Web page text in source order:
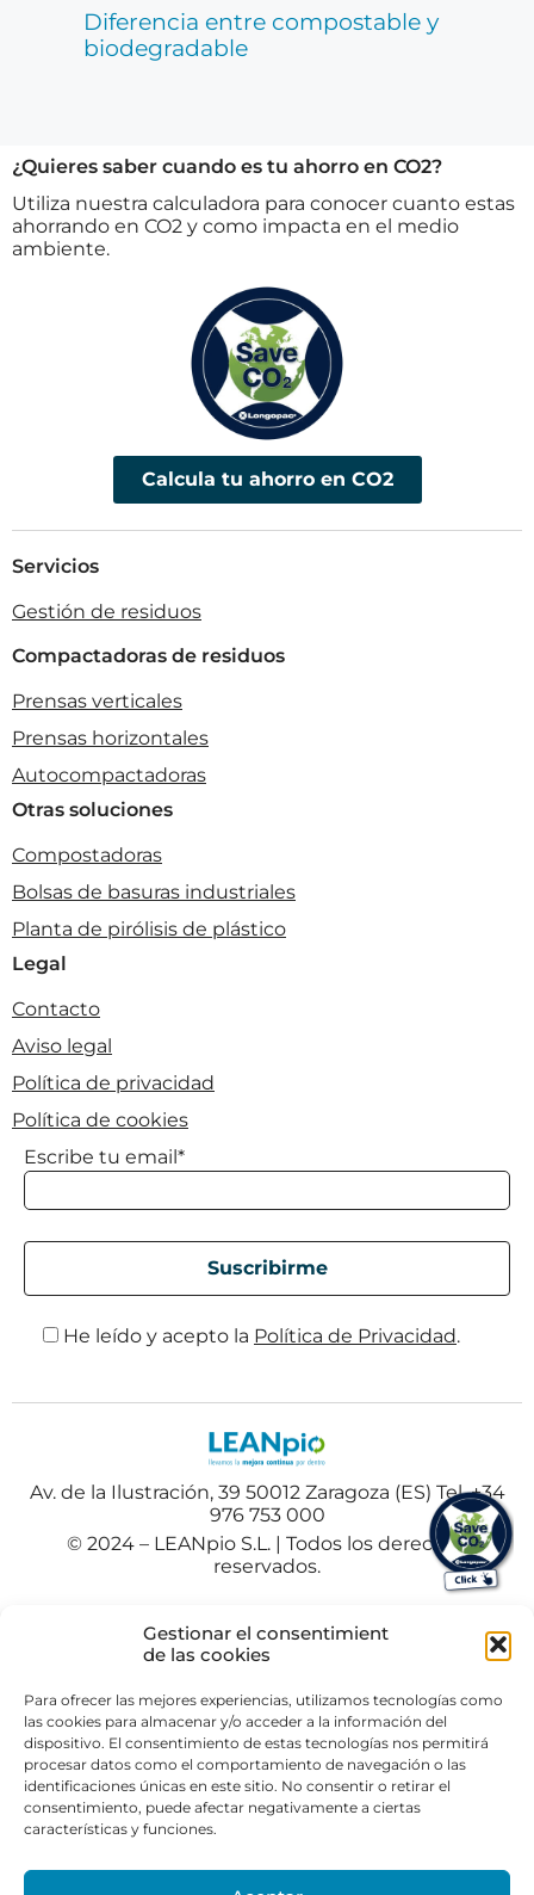
Gestionar el consentimient
de las cookies
Para ofrecer las mejores experiencias, utilizamos tecnologías como
las cookies para almacenar y/o acceder a la información del
dispositivo. El consentimiento de estas tecnologías nos permitirá
procesar datos como el comportamiento de navegación o las
identificaciones únicas en este sitio. No consentir o retirar el
consentimiento, puede afectar negativamente a ciertas
características y funciones.
Diferencia entre compostable y
biodegradable
¿Quieres saber cuando es tu ahorro en CO2?
Utiliza nuestra calculadora para conocer cuanto estas
ahorrando en CO2 y como impacta en el medio
ambiente.
Calcula tu ahorro en CO2
Servicios
Gestión de residuos
Compactadoras de residuos
Prensas verticales
Prensas horizontales
Autocompactadoras
Otras soluciones
Compostadoras
Bolsas de basuras industriales
Planta de pirólisis de plástico
Legal
Contacto
Aviso legal
Política de privacidad
Política de cookies
Escribe tu email*
He leído y acepto la Política de Privacidad.
Av. de la Ilustración, 39 50012 Zaragoza (ES) Tel. +34
976 753 000
© 2024 – LEANpio S.L. | Todos los derechos
reservados.
Portuguese